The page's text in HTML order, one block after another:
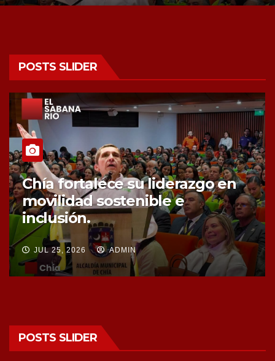
POSTS SLIDER
Chía fortalece la protección de
sus fuentes hídricas con la
compra de tres nuevos predios
JUL 25, 2026 ADMIN
POSTS SLIDER